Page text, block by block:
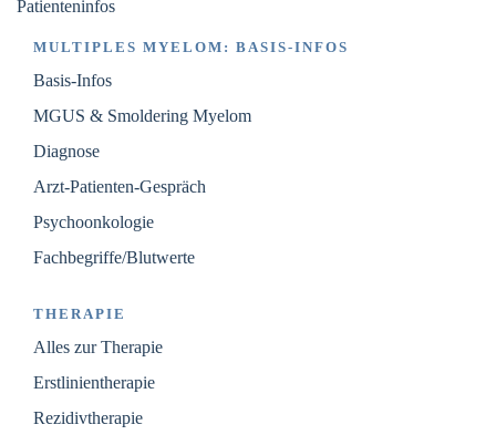
Patienteninfos
MULTIPLES MYELOM: BASIS-INFOS
Basis-Infos
MGUS & Smoldering Myelom
Diagnose
Arzt-Patienten-Gespräch
Psychoonkologie
Fachbegriffe/Blutwerte
THERAPIE
Alles zur Therapie
Erstlinientherapie
Rezidivtherapie